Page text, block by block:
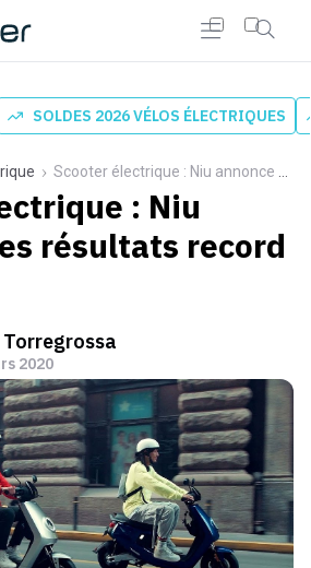
SOLDES 2026 VÉLOS ÉLECTRIQUES
Scooter électrique : Niu annonce des résultats record en 2019
: Niu
résultats record
2020